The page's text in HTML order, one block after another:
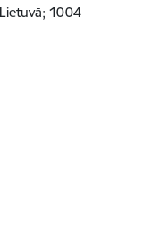
1004